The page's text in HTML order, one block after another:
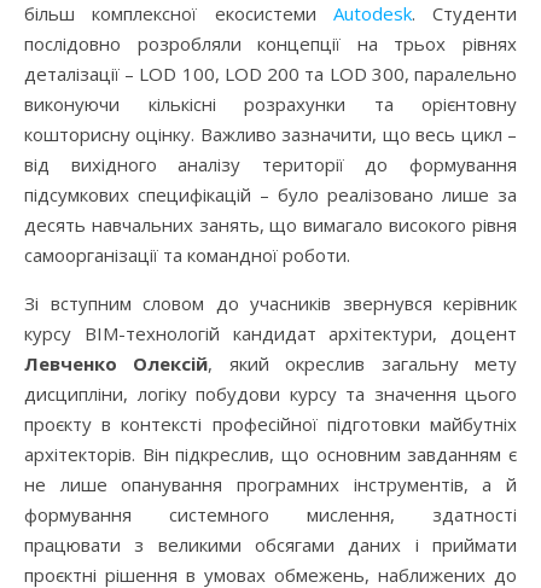
більш комплексної екосистеми Autodesk. Студенти
послідовно розробляли концепції на трьох рівнях
деталізації – LOD 100, LOD 200 та LOD 300, паралельно
виконуючи кількісні розрахунки та орієнтовну
кошторисну оцінку. Важливо зазначити, що весь цикл –
від вихідного аналізу території до формування
підсумкових специфікацій – було реалізовано лише за
десять навчальних занять, що вимагало високого рівня
самоорганізації та командної роботи.
Зі вступним словом до учасників звернувся керівник
курсу BIM-технологій кандидат архітектури, доцент
Левченко Олексій, який окреслив загальну мету
дисципліни, логіку побудови курсу та значення цього
проєкту в контексті професійної підготовки майбутніх
архітекторів. Він підкреслив, що основним завданням є
не лише опанування програмних інструментів, а й
формування системного мислення, здатності
працювати з великими обсягами даних і приймати
проєктні рішення в умовах обмежень, наближених до